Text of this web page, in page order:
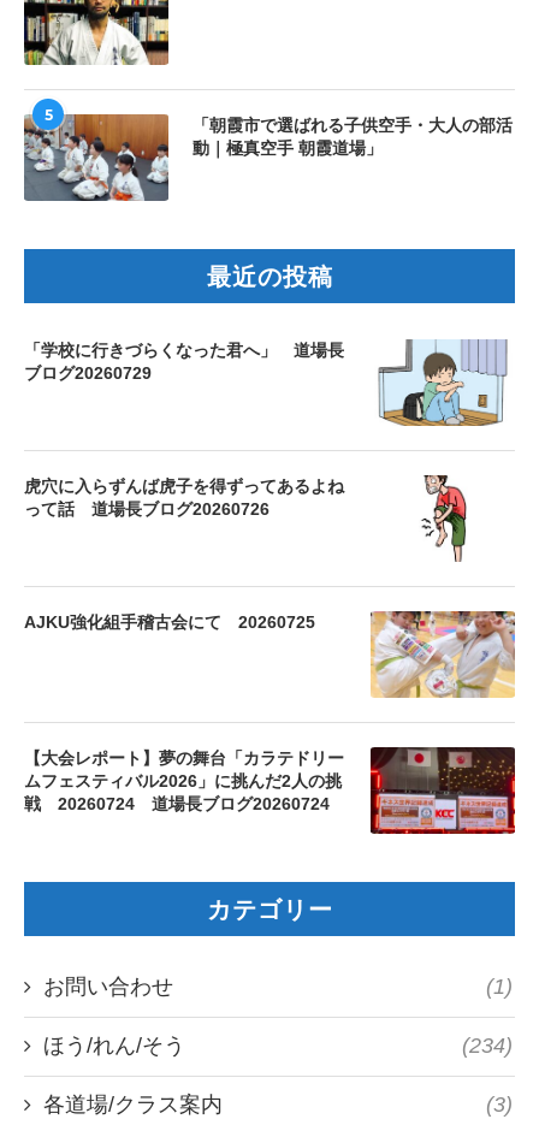
5
「朝霞市で選ばれる子供空手・大人の部活
動｜極真空手 朝霞道場」
最近の投稿
「学校に行きづらくなった君へ」 道場長
ブログ20260729
虎穴に入らずんば虎子を得ずってあるよね
って話 道場長ブログ20260726
AJKU強化組手稽古会にて 20260725
【大会レポート】夢の舞台「カラテドリー
ムフェスティバル2026」に挑んだ2人の挑
戦 20260724 道場長ブログ20260724
カテゴリー
お問い合わせ (1)
ほう/れん/そう (234)
各道場/クラス案内 (3)